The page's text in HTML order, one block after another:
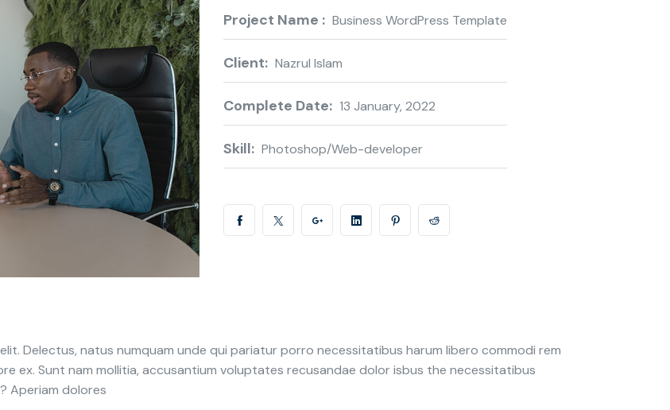
Project Name : Business WordPress Template
Client: Nazrul Islam
Complete Date: 13 January, 2022
Skill: Photoshop/Web-developer
Delectus, natus numquam unde qui pariatur porro necessitatibus harum libero commodi rem
ex. Sunt nam mollitia, accusantium voluptates recusandae dolor isbus the necessitatibus
Aperiam dolores